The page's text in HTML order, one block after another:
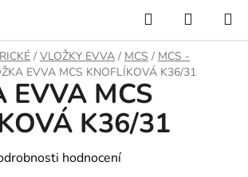
Hledat
KOŠÍK
/ VLOŽKY EVVA / MCS / MCS -
EVVA MCS KNOFLÍKOVÁ K36/31
EVVA MCS
K36/31
hodnocení